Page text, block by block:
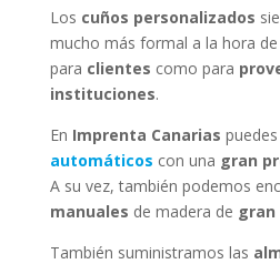
Los cuños personalizados
mucho más formal a la hora
para clientes como para
instituciones.
En Imprenta Canarias
automáticos con una gran
A su vez, también podemos
manuales de madera de gran
También suministramos las